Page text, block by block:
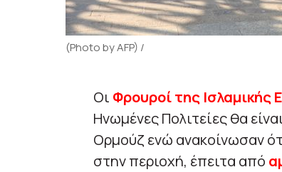
(Photo by AFP) /
Οι Φρουροί της
Ηνωμένες Πολιτείες θα
Ορμούζ ενώ ανακοίνωσαν
στην περιοχή, έπειτα από